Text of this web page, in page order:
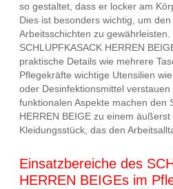
so gestaltet, dass er locker am
Dies ist besonders wichtig, um
Arbeitsschichten zu gewährleisten.
SCHLUPFKASACK HERREN
praktische Details wie mehrere
Pflegekräfte wichtige Utensilien
oder Desinfektionsmittel verstauen
funktionalen Aspekte machen den
HERREN BEIGE zu einem
Kleidungsstück, das den
Einsatzbereiche des
HERREN BEIGEs im